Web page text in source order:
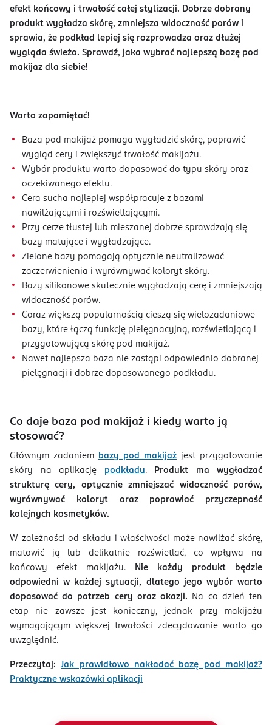
efekt końcowy i trwałość całej stylizacji. Dobrze dobrany
produkt wygładza skórę, zmniejsza widoczność porów i
sprawia, że podkład lepiej się rozprowadza oraz dłużej
wygląda świeżo. Sprawdź, jaka wybrać najlepszą bazę pod
makijaz dla siebie!
Warto zapamiętać!
Baza pod makijaż pomaga wygładzić skórę, poprawić
wygląd cery i zwiększyć trwałość makijażu.
Wybór produktu warto dopasować do typu skóry oraz
oczekiwanego efektu.
Cera sucha najlepiej współpracuje z bazami
nawilżającymi i rozświetlającymi.
Przy cerze tłustej lub mieszanej dobrze sprawdzają się
bazy matujące i wygładzające.
Zielone bazy pomagają optycznie neutralizować
zaczerwienienia i wyrównywać koloryt skóry.
Bazy silikonowe skutecznie wygładzają cerę i zmniejszają
widoczność porów.
Coraz większą popularnością cieszą się wielozadaniowe
bazy, które łączą funkcję pielęgnacyjną, rozświetlającą i
przygotowującą skórę pod makijaż.
Nawet najlepsza baza nie zastąpi odpowiednio dobranej
pielęgnacji i dobrze dopasowanego podkładu.
Co daje baza pod makijaż i kiedy warto ją
stosować?
Głównym zadaniem bazy pod makijaż jest przygotowanie
skóry na aplikację
podkładu.
Produkt ma wygładzać
strukturę cery, optycznie zmniejszać widoczność porów,
wyrównywać koloryt oraz poprawiać przyczepność
kolejnych kosmetyków.
W zależności od składu i właściwości może nawilżać skórę,
matowić ją lub delikatnie rozświetlać, co wpływa na
końcowy efekt makijażu.
Nie każdy produkt będzie
odpowiedni w każdej sytuacji, dlatego jego wybór warto
dopasować do potrzeb cery oraz okazji. Na co dzień ten
etap nie zawsze jest konieczny, jednak przy makijażu
wymagającym większej trwałości zdecydowanie warto go
uwzględnić.
Przeczytaj:
Jak prawidłowo nakładać bazę pod makijaż?
Praktyczne wskazówki aplikacji